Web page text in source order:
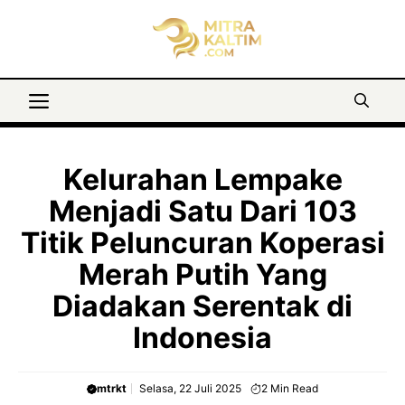
Menu
Kelurahan Lempake
Menjadi Satu Dari 103
Titik Peluncuran Koperasi
Merah Putih Yang
Diadakan Serentak di
Indonesia
mtrkt Selasa, 22 Juli 2025 2 Min Read